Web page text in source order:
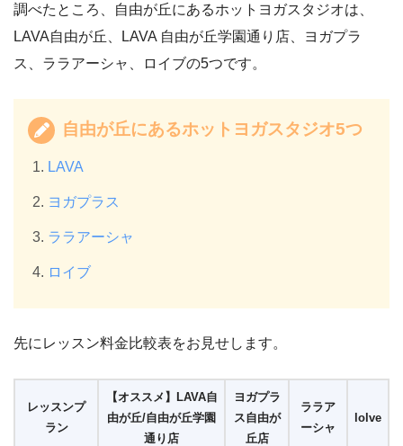
調べたところ、自由が丘にあるホットヨガスタジオは、
LAVA自由が丘、LAVA 自由が丘学園通り店、ヨガプラ
ス、ララアーシャ、ロイブの5つです。
自由が丘にあるホットヨガスタジオ5つ
LAVA
ヨガプラス
ララアーシャ
ロイブ
先にレッスン料金比較表をお見せします。
レッスンプ
ラン
【オススメ】LAVA自
由が丘/自由が丘学園
通り店
ヨガプラ
ス自由が
丘店
ララア
ーシャ
lolve